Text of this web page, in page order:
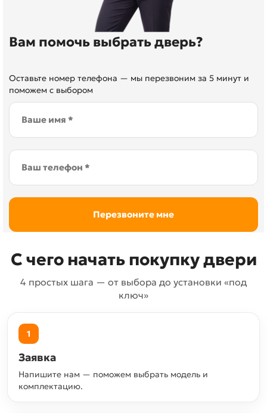
Вам помочь выбрать дверь?
Оставьте номер телефона — мы перезвоним за 5 минут и
поможем с выбором
С чего начать покупку двери
4 простых шага — от выбора до установки «под
ключ»
1
Заявка
Напишите нам — поможем выбрать модель и
комплектацию.